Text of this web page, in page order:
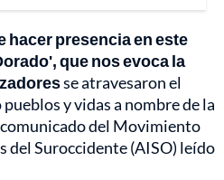
hacer presencia en este
que nos evoca la
se atravesaron el
y vidas a nombre de la
comunicado del Movimiento
del Suroccidente (AISO) leído